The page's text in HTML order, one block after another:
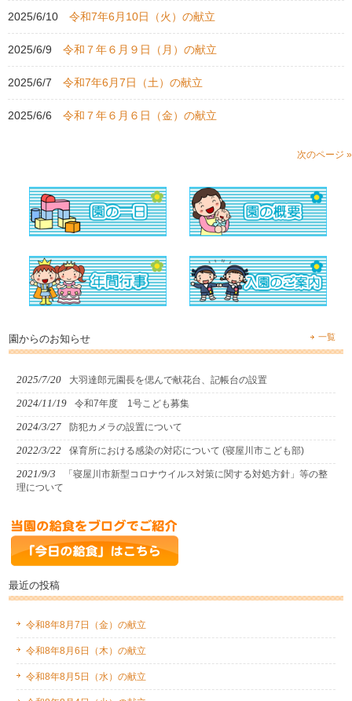
2025/6/10 令和7年6月10日（火）の献立
2025/6/9 令和７年６月９日（月）の献立
2025/6/7 令和7年6月7日（土）の献立
2025/6/6 令和７年６月６日（金）の献立
次のページ »
園からのお知らせ 一覧
2025/7/20 大羽達郎元園長を偲んで献花台、記帳台の設置
2024/11/19 令和7年度 1号こども募集
2024/3/27 防犯カメラの設置について
2022/3/22 保育所における感染の対応について (寝屋川市こども部)
2021/9/3
「寝屋川市新型コロナウイルス対策に関する対処方針」等の整
理について
最近の投稿
令和8年8月7日（金）の献立
令和8年8月6日（木）の献立
令和8年8月5日（水）の献立